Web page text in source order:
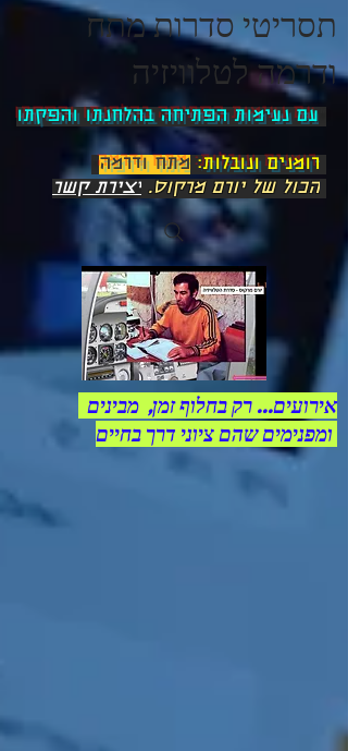
תסריטי סדרות מתח
ודרמה לטלוויזיה
עם נעימות הפתיחה בהלחנתו והפקתו
" רומנים ונובלות: מתח ודרמה
הכול של יורם מרקוס. יצירת קשר